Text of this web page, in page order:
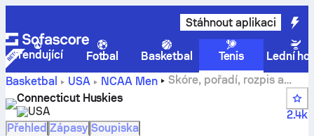
Stáhnout aplikaci
Trendující Fotbal Basketbal Tenis
Lední
Basketbal
USA NCAA Men
Skóre, pořadí, rozpis a
hráči týmu Connecticut Huskies
Connecticut Huskies
USA
2.4k
Přehled Zápasy Soupiska